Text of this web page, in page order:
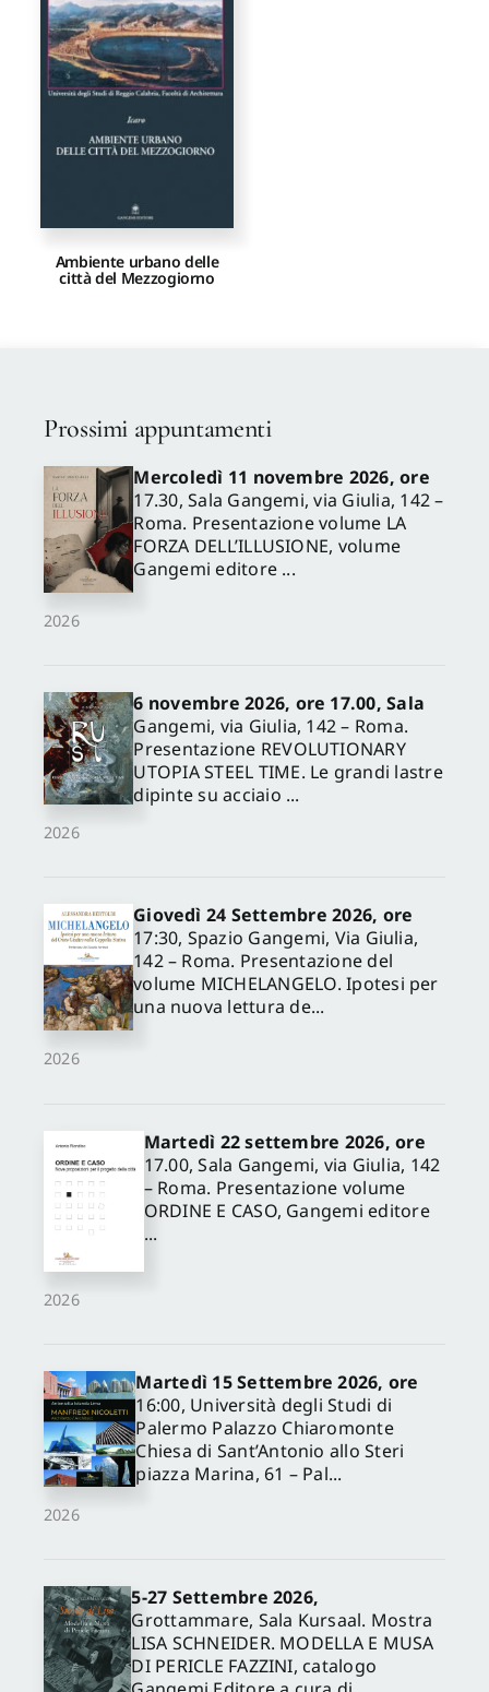
Proposte di pubblicazione
Gangemi Editore
Ambiente urbano delle
città del Mezzogiorno
Prossimi appuntamenti
2026
Mercoledì 11 novembre 2026, ore
17.30, Sala Gangemi, via Giulia, 142 –
Roma. Presentazione volume LA
FORZA DELL’ILLUSIONE, volume
Gangemi editore ...
2026
6 novembre 2026, ore 17.00, Sala
Gangemi, via Giulia, 142 – Roma.
Presentazione REVOLUTIONARY
UTOPIA STEEL TIME. Le grandi lastre
dipinte su acciaio ...
2026
Giovedì 24 Settembre 2026, ore
17:30, Spazio Gangemi, Via Giulia,
142 – Roma. Presentazione del
volume MICHELANGELO. Ipotesi per
una nuova lettura de...
2026
Martedì 22 settembre 2026, ore
17.00, Sala Gangemi, via Giulia, 142
– Roma. Presentazione volume
ORDINE E CASO, Gangemi editore
...
2026
Martedì 15 Settembre 2026, ore
16:00, Università degli Studi di
Palermo Palazzo Chiaromonte
Chiesa di Sant’Antonio allo Steri
piazza Marina, 61 – Pal...
5-27 Settembre 2026,
Grottammare, Sala Kursaal. Mostra
LISA SCHNEIDER. MODELLA E MUSA
DI PERICLE FAZZINI, catalogo